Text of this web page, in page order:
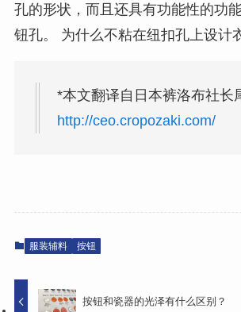
孔的形状，而且还具有功能性的功
钮孔。 为什么不粘在纽扣孔上设计
*本文翻译自日本裤洛布社长
http://ceo.cropozaki.com/
服装辅料 按钮
按钮和瓷器的光泽有什么区别？